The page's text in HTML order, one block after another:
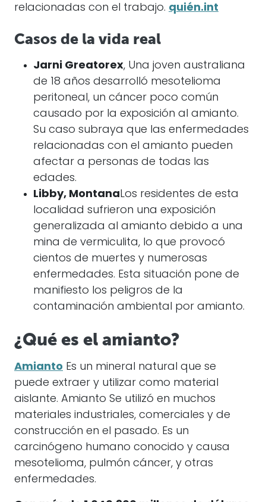
relacionadas con el trabajo. quién.int
Casos de la vida real
Jarni Greatorex, Una joven australiana
de 18 años desarrolló mesotelioma
peritoneal, un cáncer poco común
causado por la exposición al amianto.
Su caso subraya que las enfermedades
relacionadas con el amianto pueden
afectar a personas de todas las
edades.
Libby, MontanaLos residentes de esta
localidad sufrieron una exposición
generalizada al amianto debido a una
mina de vermiculita, lo que provocó
cientos de muertes y numerosas
enfermedades. Esta situación pone de
manifiesto los peligros de la
contaminación ambiental por amianto.
¿Qué es el amianto?
Amianto Es un mineral natural que se
puede extraer y utilizar como material
aislante. Amianto Se utilizó en muchos
materiales industriales, comerciales y de
construcción en el pasado. Es un
carcinógeno humano conocido y causa
mesotelioma, pulmón cáncer, y otras
enfermedades.